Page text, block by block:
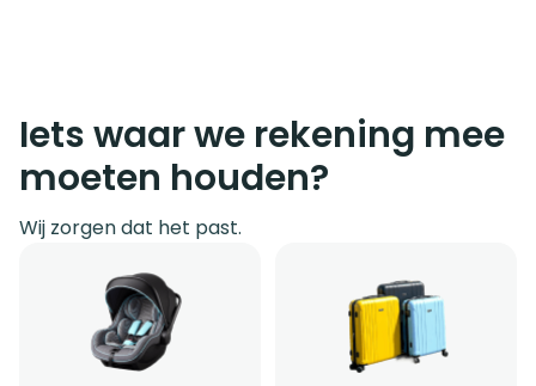
Iets waar we rekening mee
moeten houden?
Wij zorgen dat het past.